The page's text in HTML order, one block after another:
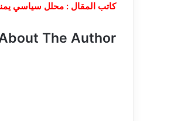
كاتب المقال : محلل سياسي
The Author